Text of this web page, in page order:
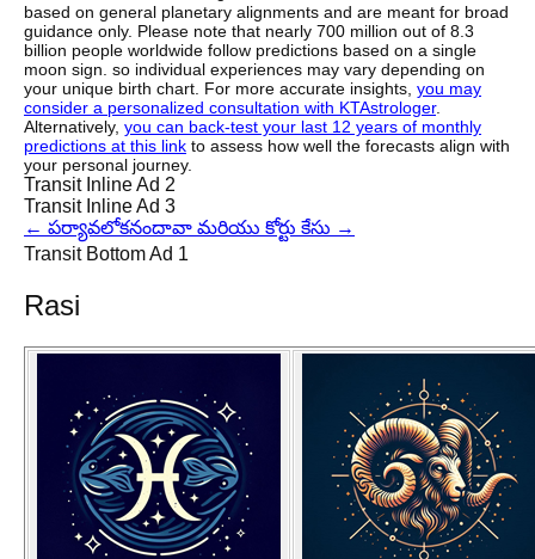
based on general planetary alignments and are meant for broad
guidance only. Please note that nearly 700 million out of 8.3
billion people worldwide follow predictions based on a single
moon sign. so individual experiences may vary depending on
your unique birth chart. For more accurate insights, you may
consider a personalized consultation with KTAstrologer.
Alternatively, you can back-test your last 12 years of monthly
predictions at this link to assess how well the forecasts align with
your personal journey.
Transit Inline Ad 2
Transit Inline Ad 3
← పర్యావలోకనందావా మరియు కోర్టు కేసు →
Transit Bottom Ad 1
Rasi